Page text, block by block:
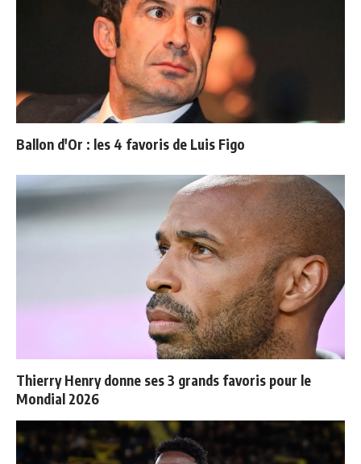
Ballon d'Or : les 4 favoris de Luis Figo
Thierry Henry donne ses 3 grands favoris pour le
Mondial 2026